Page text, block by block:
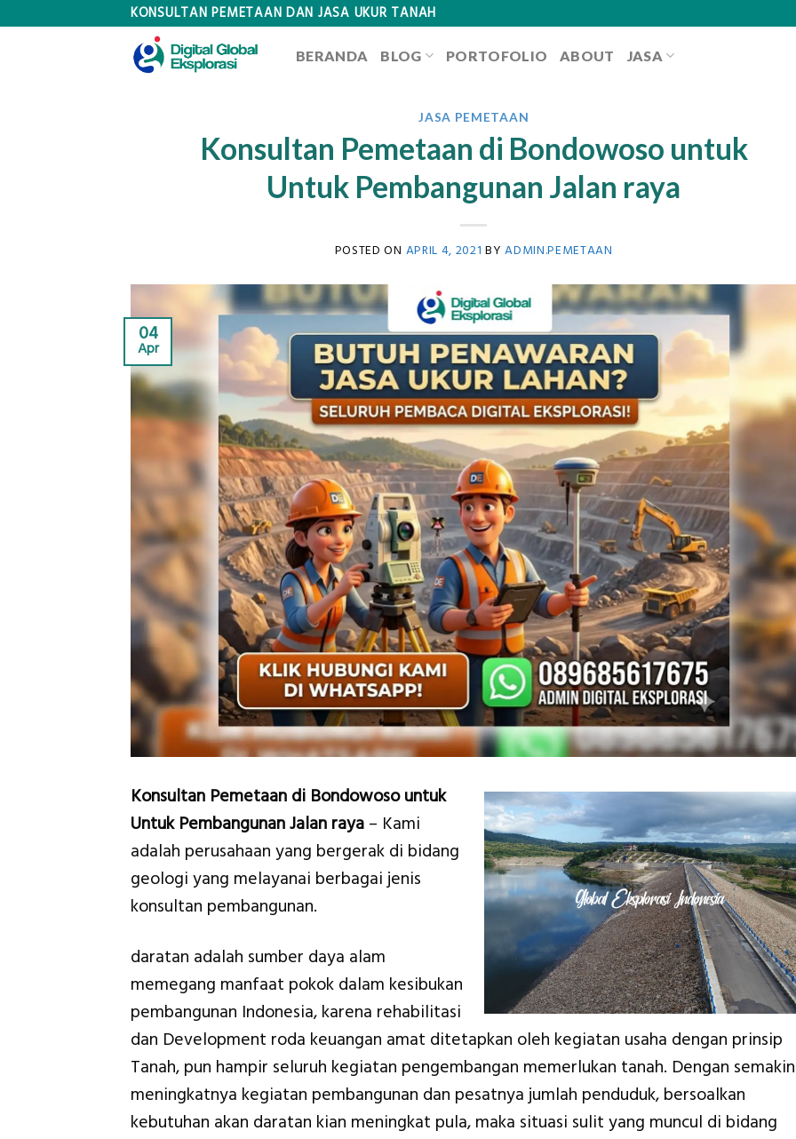
KONSULTAN PEMETAAN DAN JASA UKUR TANAH
BERANDA BLOG PORTOFOLIO ABOUT JASA
JASA PEMETAAN
Konsultan Pemetaan di Bondowoso untuk
Untuk Pembangunan Jalan raya
POSTED ON APRIL 4, 2021 BYADMIN.PEMETAAN
04
Apr
Konsultan Pemetaan di Bondowoso untuk
Untuk Pembangunan Jalan raya – Kami
adalah perusahaan yang bergerak di bidang
geologi yang melayanai berbagai jenis
konsultan pembangunan.
daratan adalah sumber daya alam
memegang manfaat pokok dalam kesibukan
pembangunan Indonesia, karena rehabilitasi
dan Development roda keuangan amat ditetapkan oleh kegiatan usaha dengan prinsip
Tanah, pun hampir seluruh kegiatan pengembangan memerlukan tanah. Dengan semakin
meningkatnya kegiatan pembangunan dan pesatnya jumlah penduduk, bersoalkan
kebutuhan akan daratan kian meningkat pula, maka situasi sulit yang muncul di bidang